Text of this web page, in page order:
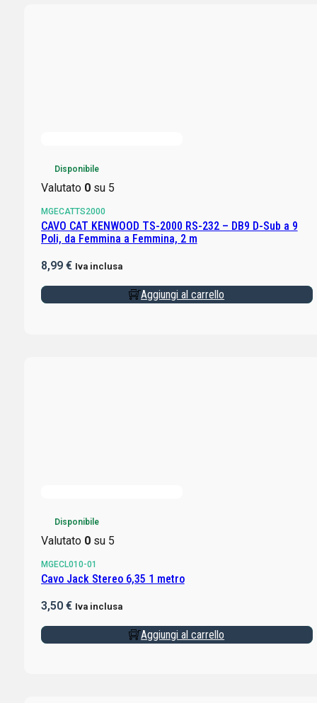
Disponibile
Valutato 0su 5
MGECATTS2000
CAVO CAT KENWOOD TS-2000 RS-232 – DB9 D-Sub a 9
Poli, da Femmina a Femmina, 2 m
8,99 € Iva inclusa
Aggiungi al carrello
Disponibile
Valutato 0su 5
MGECL010-01
Cavo Jack Stereo 6,35 1 metro
3,50 € Iva inclusa
Aggiungi al carrello